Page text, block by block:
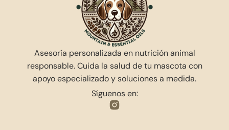
Asesoría personalizada en nutrición animal
responsable. Cuida la salud de tu mascota con
apoyo especializado y soluciones a medida.
Síguenos en: